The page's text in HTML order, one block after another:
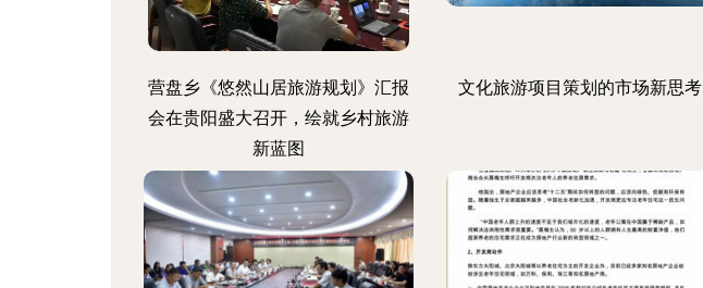
营盘乡《悠然山居旅游规划》汇报
会在贵阳盛大召开，绘就乡村旅游
新蓝图
文化旅游项目策划的市场新思考